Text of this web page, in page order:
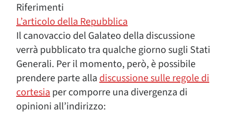
Riferimenti
L’articolo della Repubblica
Il canovaccio del Galateo della discussione
verrà pubblicato tra qualche giorno sugli Stati
Generali. Per il momento, però, è possibile
prendere parte alladiscussione sulle regole di
cortesiaper comporre una divergenza di
opinioni all’indirizzo: